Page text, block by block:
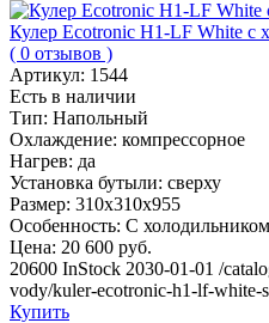
Кулер Ecotronic H1-LF White с
( 0 отзывов )
Артикул: 1544
Есть в наличии
Тип: Напольный
Охлаждение: компрессорное
Нагрев: да
Установка бутыли: сверху
Размер: 310x310х955
Особенность: С холодильником
Цена: 20 600 руб.
20600 InStock 2030-01-01 /
vody/kuler-ecotronic-h1-lf-white-
Купить